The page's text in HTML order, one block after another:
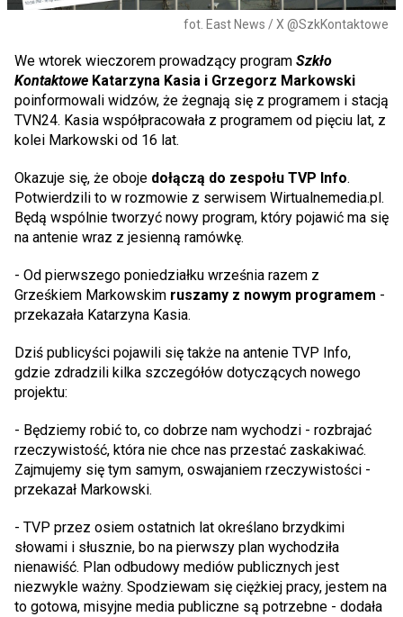
fot. East News / X @SzkKontaktowe
We wtorek wieczorem prowadzący program Szkło
Kontaktowe Katarzyna Kasia i Grzegorz Markowski
poinformowali widzów, że żegnają się z programem i stacją
TVN24. Kasia współpracowała z programem od pięciu lat, z
kolei Markowski od 16 lat.
Okazuje się, że oboje dołączą do zespołu TVP Info.
Potwierdzili to w rozmowie z serwisem Wirtualnemedia.pl.
Będą wspólnie tworzyć nowy program, który pojawić ma się
na antenie wraz z jesienną ramówkę.
- Od pierwszego poniedziałku września razem z
Grześkiem Markowskim ruszamy z nowym programem -
przekazała Katarzyna Kasia.
Dziś publicyści pojawili się także na antenie TVP Info,
gdzie zdradzili kilka szczegółów dotyczących nowego
projektu:
- Będziemy robić to, co dobrze nam wychodzi - rozbrajać
rzeczywistość, która nie chce nas przestać zaskakiwać.
Zajmujemy się tym samym, oswajaniem rzeczywistości -
przekazał Markowski.
- TVP przez osiem ostatnich lat określano brzydkimi
słowami i słusznie, bo na pierwszy plan wychodziła
nienawiść. Plan odbudowy mediów publicznych jest
niezwykle ważny. Spodziewam się ciężkiej pracy, jestem na
to gotowa, misyjne media publiczne są potrzebne - dodała